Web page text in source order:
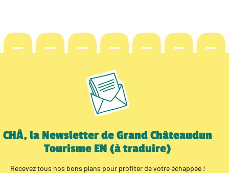
CHÂ, la Newsletter de Grand Châteaudun
Tourisme EN (à traduire)
Recevez tous nos bons plans pour profiter de votre échappée !